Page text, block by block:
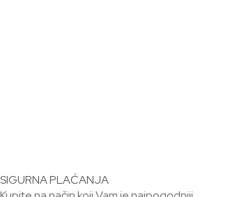
SIGURNA PLAĆANJA